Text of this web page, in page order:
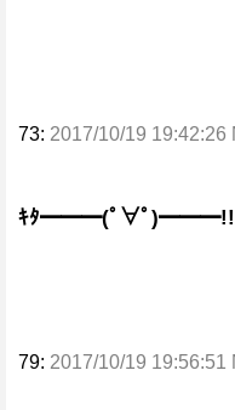
73: 2017/10/19 19:42:26
ｷﾀ━━━(ﾟ∀ﾟ)━━━!!
79: 2017/10/19 19:56:51